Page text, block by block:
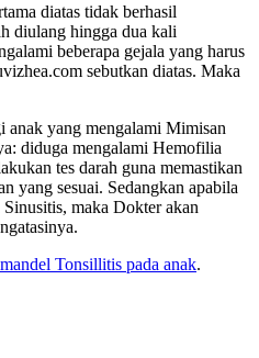
diatas tidak berhasil
diulang hingga dua kali
beberapa gejala yang harus
sebutkan diatas. Maka
anak yang mengalami Mimisan
diduga mengalami Hemofilia
tes darah guna memastikan
yang sesuai. Sedangkan apabila
maka Dokter akan
Tonsillitis pada anak.